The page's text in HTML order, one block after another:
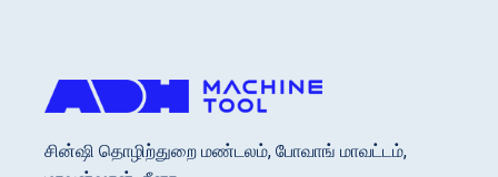
சின்ஷி தொழிற்துறை மண்டலம், போவாங் மாவட்டம்,